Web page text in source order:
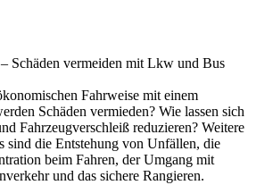
Schäden vermeiden mit Lkw und Bus
Fahrweise mit einem
Schäden vermieden? Wie lassen sich
Fahrzeugverschleiß reduzieren? Weitere
sind die Entstehung von Unfällen, die
beim Fahren, der Umgang mit
und das sichere Rangieren.